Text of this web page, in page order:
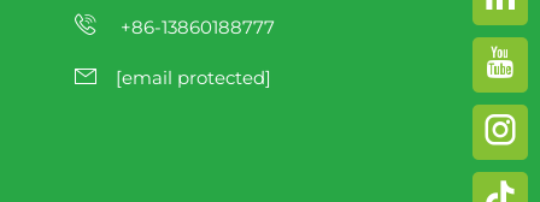
+86-13860188777
[email protected]